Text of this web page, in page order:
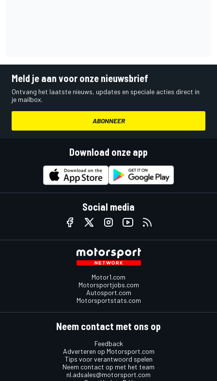
Meld je aan voor onze nieuwsbrief
Ontvang het laatste nieuws, updates en speciale acties direct in
je mailbox.
ABONNEER
Download onze app
Social media
Motor1.com
Motorsportjobs.com
Autosport.com
Motorsportstats.com
Neem contact met ons op
Feedback
Adverteren op Motorsport.com
Tips voor verantwoord spelen
Neem contact op met het team
nl.adsales@motorsport.com